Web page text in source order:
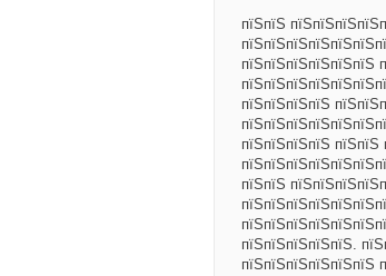
пїЅпїЅ
пїЅпїЅпїЅпїЅпїЅпїЅ
пїЅпїЅпїЅпїЅ
пїЅпїЅпїЅпїЅ пїЅпїЅ
пїЅпїЅ
пїЅпїЅпїЅпїЅпїЅ.
пїЅпїЅпїЅпїЅпїЅпїЅ